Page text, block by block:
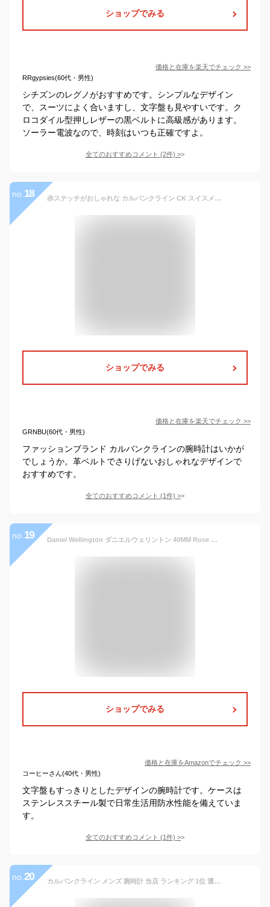
ショップでみる
価格と在庫を楽天でチェック >>
RRgypsies(60代・男性)
シチズンのレグノがおすすめです。シンプルなデザイン
で、スーツによく合いますし、文字盤も見やすいです。ク
ロコダイル型押しレザーの黒ベルトに高級感があります。
ソーラー電波なので、時刻はいつも正確ですよ。
全てのおすすめコメント (2件) >
no. 18 赤ステッチがおしゃれな カルバンクライン CK スイスメイド 時計 メンズ 腕時計 City シティ シルバー×ブラック レザー 革ベルト K2G211C1 彼氏 社会人 大学生 高校生 時計 合格 入学 卒業 社会人 記念日 母の日 父の日 2022
ショップでみる
価格と在庫を楽天でチェック >>
GRNBU(60代・男性)
ファッションブランド カルバンクラインの腕時計はいかが
でしょうか。革ベルトでさりげないおしゃれなデザインで
おすすめです。
全てのおすすめコメント (1件) >
no. 19 Daniel Wellington ダニエルウェリントン 40MM Rose Gold レザーベルト Sheffield 0107DW [並行輸入品]
ショップでみる
価格と在庫をAmazonでチェック >>
コーヒーさん(40代・男性)
文字盤もすっきりとしたデザインの腕時計です。ケースは
ステンレススチール製で日常生活用防水性能を備えていま
す。
全てのおすすめコメント (1件) >
no. 20 カルバンクライン メンズ 腕時計 当店 ランキング 1位 選べる3モデル スイス製 時計 メンズ ハイヌーン クロノグラフ レザー ビジネス 男性 彼氏 旦那 父 息子 男友達 大学生 社会人 就活 内定 合格 入学 誕生日 お祝い ギフト サプライズ プレゼント 合格 入学 卒業 社会人